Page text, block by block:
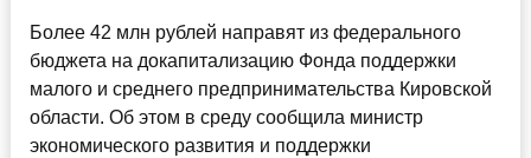
Более 42 млн рублей направят из федерального
бюджета на докапитализацию Фонда поддержки
малого и среднего предпринимательства Кировской
области. Об этом в среду сообщила министр
экономического развития и поддержки